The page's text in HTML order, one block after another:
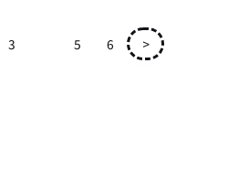
3 5 6 >